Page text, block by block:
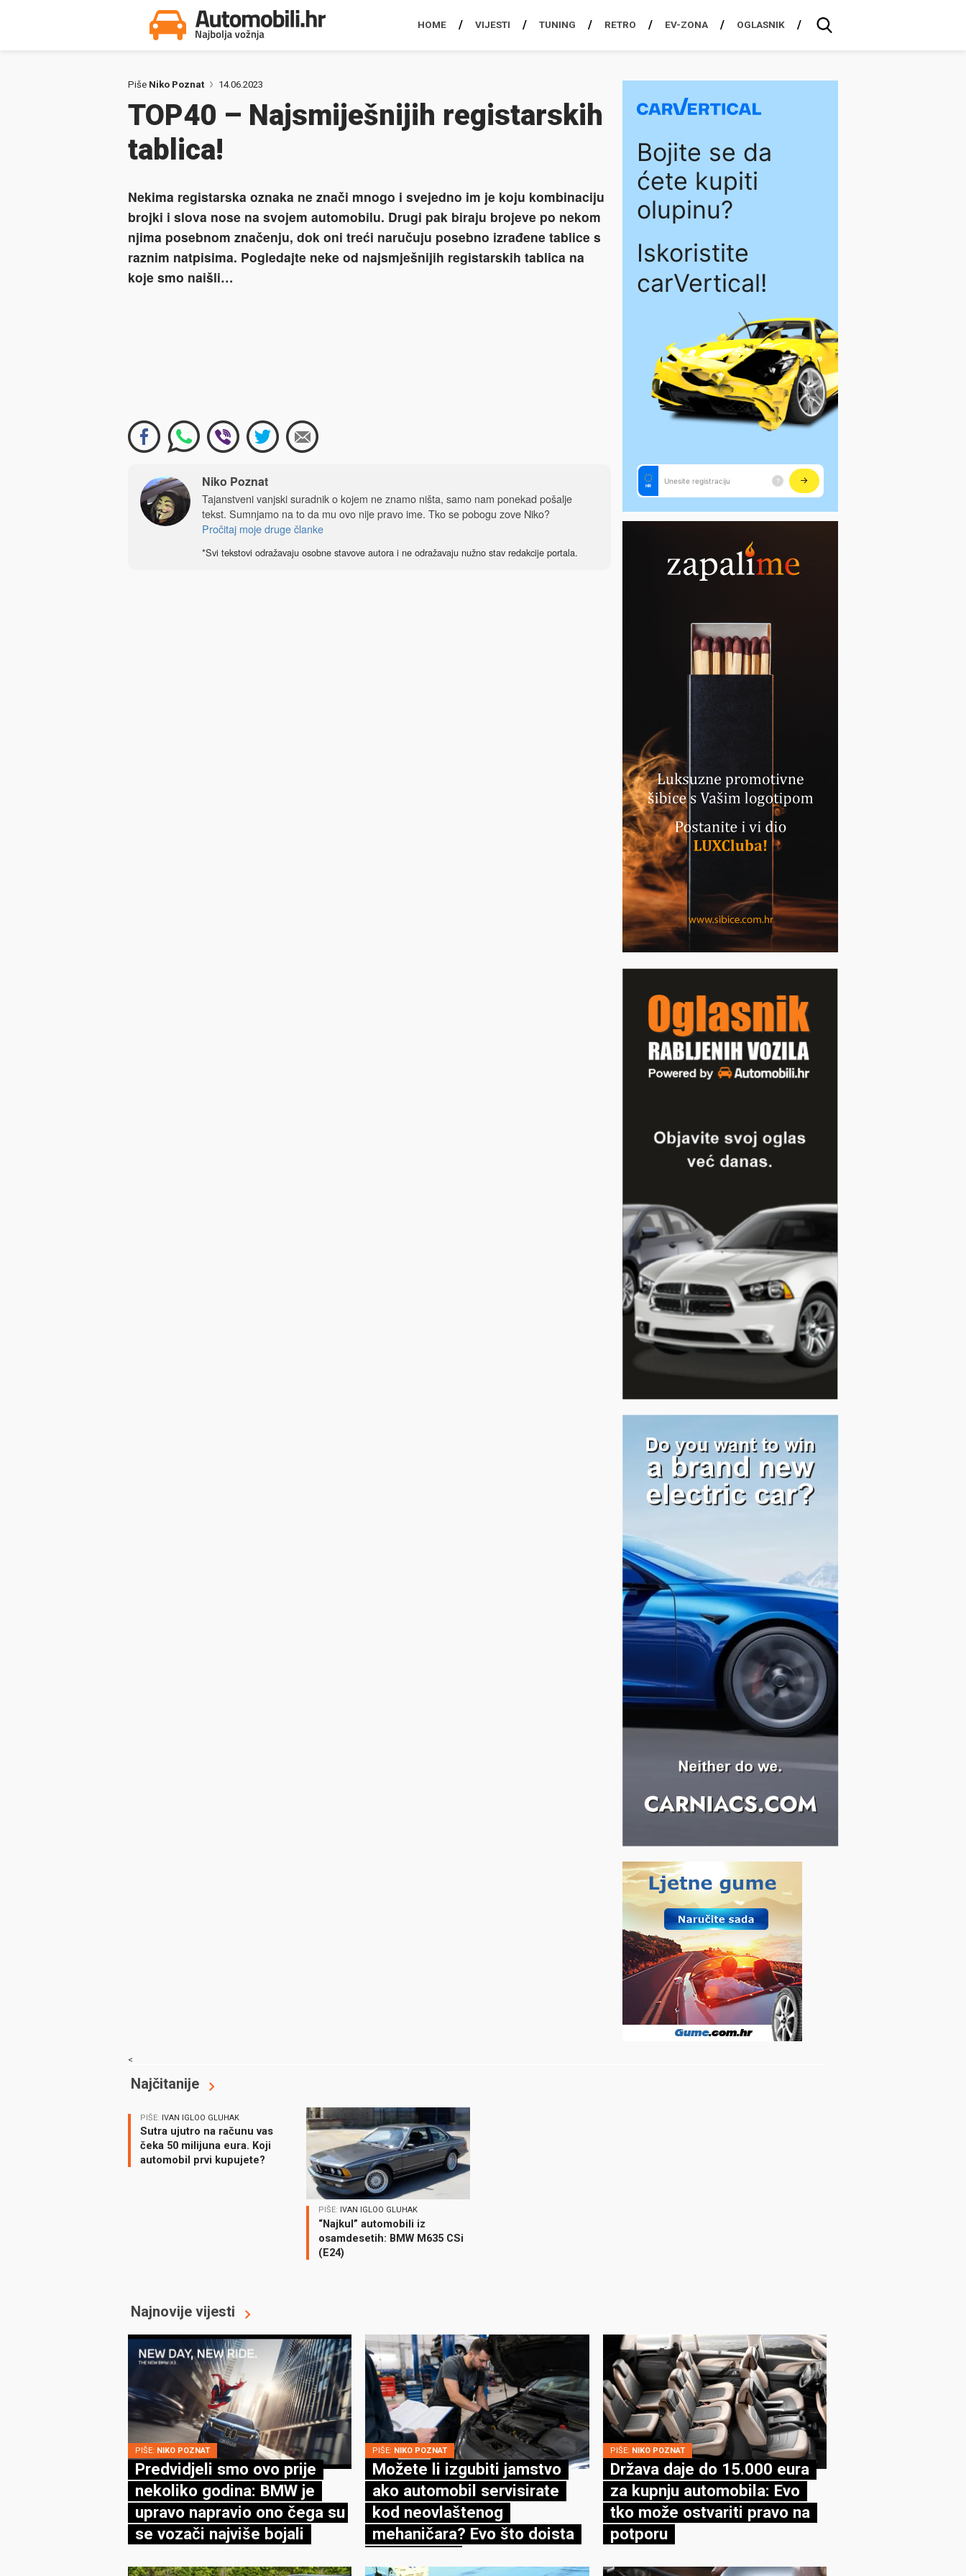
HOME VIJESTI TUNING RETRO EV-ZONA OGLASNIK
Piše Niko Poznat 14.06.2023
TOP40 – Najsmiješnijih registarskih
tablica!
Nekima registarska oznaka ne znači mnogo i svejedno im je koju kombinaciju
brojki i slova nose na svojem automobilu. Drugi pak biraju brojeve po nekom
njima posebnom značenju, dok oni treći naručuju posebno izrađene tablice s
raznim natpisima. Pogledajte neke od najsmješnijih registarskih tablica na
koje smo naišli…
Niko Poznat
Tajanstveni vanjski suradnik o kojem ne znamo ništa, samo nam ponekad pošalje
tekst. Sumnjamo na to da mu ovo nije pravo ime. Tko se pobogu zove Niko?
Pročitaj moje druge članke
*Svi tekstovi odražavaju osobne stavove autora i ne odražavaju nužno stav redakcije portala.
<
Najčitanije
PIŠE: IVAN IGLOO GLUHAK
Sutra ujutro na računu vas
čeka 50 milijuna eura. Koji
automobil prvi kupujete?
PIŠE: IVAN IGLOO GLUHAK
“Najkul” automobili iz
osamdesetih: BMW M635 CSi
(E24)
Najnovije vijesti
PIŠE: NIKO POZNAT
Predvidjeli smo ovo prije
nekoliko godina: BMW je
upravo napravio ono čega su
se vozači najviše bojali
PIŠE: NIKO POZNAT
Možete li izgubiti jamstvo
ako automobil servisirate
kod neovlaštenog
mehaničara? Evo što doista
PIŠE: NIKO POZNAT
Država daje do 15.000 eura
za kupnju automobila: Evo
tko može ostvariti pravo na
potporu